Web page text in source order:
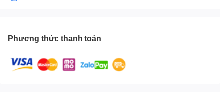
Phương thức thanh toán